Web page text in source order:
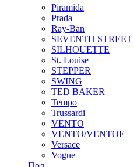
Piramida
Prada
Ray-Ban
SEVENTH STREET
SILHOUETTE
St. Louise
STEPPER
SWING
TED BAKER
Tempo
Trussardi
VENTO
VENTO/VENTOE
Versace
Vogue